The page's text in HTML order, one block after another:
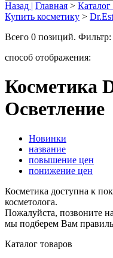
Назад | Главная >
Купить косметику >
Всего 0 позиций. Фильтр:
способ отображения:
Косметика
Осветление
Новинки
название
повышение цен
понижение цен
Косметика доступна к
косметолога.
Пожалуйста, позвоните
мы подберем Вам
Каталог товаров